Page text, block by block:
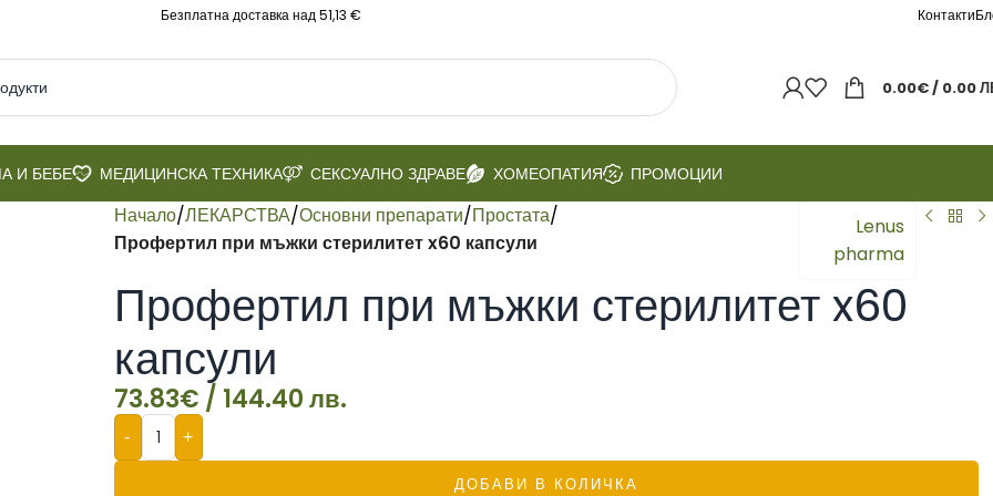
Безплатна доставка над 51,13 € Контакти
0.00€/ 0.00
И БЕБЕ МЕДИЦИНСКА ТЕХНИКА СЕКСУАЛНО ЗДРАВЕ ХОМЕОПАТИЯ ПРОМОЦИИ
Начало/ЛЕКАРСТВА/Основни препарати/Простата/
Профертил при мъжки стерилитет x60 капсули
Lenus
pharma
Профертил при мъжки стерилитет x60
капсули
73.83€ / 144.40 лв.
- +
ДОБАВИ В КОЛИЧКА